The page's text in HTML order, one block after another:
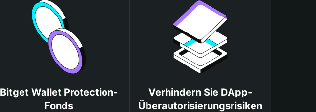
Bitget Wallet Protection-
Fonds
Verhindern Sie DApp-
Überautorisierungsrisiken